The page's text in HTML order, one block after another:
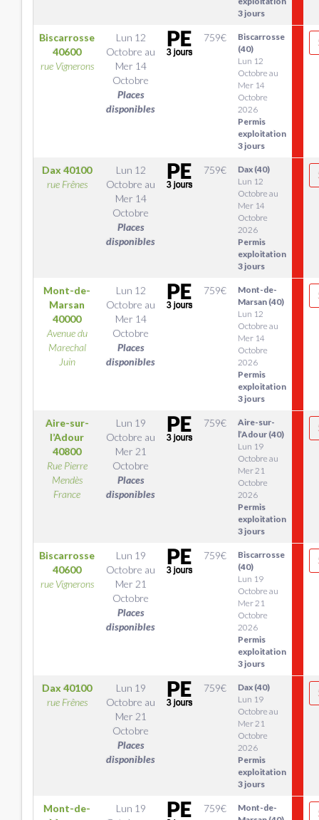
3 jours
Biscarrosse
40600
rue Vignerons
Lun 12
Octobre au
Mer 14
Octobre
Places
disponibles
759€
Biscarrosse
(40)
Lun 12
Octobre au
Mer 14
Octobre
2026
Permis
exploitation
3 jours
Dax 40100
rue Frênes
Lun 12
Octobre au
Mer 14
Octobre
Places
disponibles
759€
Dax (40)
Lun 12
Octobre au
Mer 14
Octobre
2026
Permis
exploitation
3 jours
Mont-de-
Marsan
40000
Avenue du
Marechal
Juin
Lun 12
Octobre au
Mer 14
Octobre
Places
disponibles
759€
Mont-de-
Marsan (40)
Lun 12
Octobre au
Mer 14
Octobre
2026
Permis
exploitation
3 jours
Aire-sur-
l’Adour
40800
Rue Pierre
Mendès
France
Lun 19
Octobre au
Mer 21
Octobre
Places
disponibles
759€
Aire-sur-
l’Adour (40)
Lun 19
Octobre au
Mer 21
Octobre
2026
Permis
exploitation
3 jours
Biscarrosse
40600
rue Vignerons
Lun 19
Octobre au
Mer 21
Octobre
Places
disponibles
759€
Biscarrosse
(40)
Lun 19
Octobre au
Mer 21
Octobre
2026
Permis
exploitation
3 jours
Dax 40100
rue Frênes
Lun 19
Octobre au
Mer 21
Octobre
Places
disponibles
759€
Dax (40)
Lun 19
Octobre au
Mer 21
Octobre
2026
Permis
exploitation
3 jours
Mont-de-
Lun 19
759€
Mont-de-